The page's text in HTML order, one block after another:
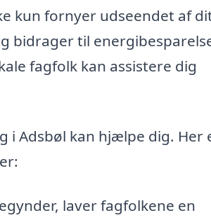
kun fornyer udseendet af
bidrager til
fagfolk kan assistere dig
i Adsbøl kan hjælpe dig. Her
laver fagfolkene en